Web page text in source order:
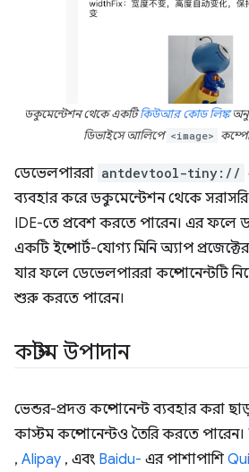
ডকুমেন্টেশন থেকে একটিকিউআর কোড লিঙ্ক
ডিভাইসে আলিপে <image>
ডেভেলপাররা antdevtool-tiny://
ব্যবহার করে ডকুমেন্টেশন থেকে
IDE-তে প্রবেশ করতে পারেন। এর ফলে
একটি ইম্পোর্ট-যোগ্য মিনি অ্যাপ
যার ফলে ডেভেলপাররা কম্পোনেন্টটি
শুরু করতে পারেন।
কাস্টম উপাদান
ভেন্ডর-প্রদত্ত কম্পোনেন্ট ব্যবহার করা
কাস্টম কম্পোনেন্টও তৈরি করতে পারেন।
, Alipay , এবং Baidu- এর পাশাপাশি